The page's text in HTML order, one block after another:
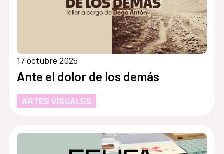
17 octubre 2025
Ante el dolor de los demás
ARTES VISUALES